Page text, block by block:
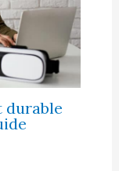
durable